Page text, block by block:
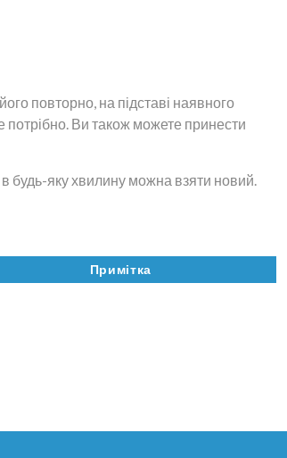
повторно, на підставі наявного
потрібно. Ви також можете принести
в будь-яку хвилину можна взяти новий.
Примітка